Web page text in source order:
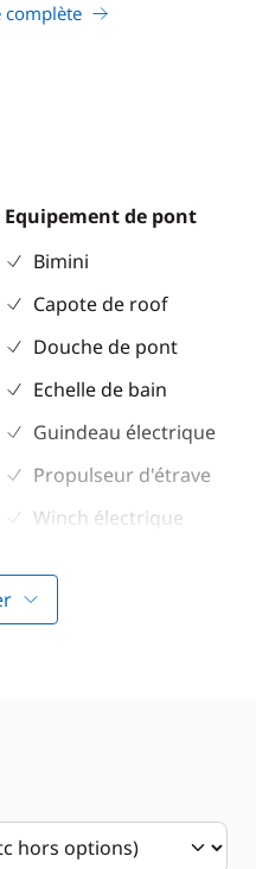
complète
Equipement de pont
Bimini
Capote de roof
Douche de pont
Echelle de bain
Guindeau électrique
Propulseur d'étrave
Winch électrique
Divers